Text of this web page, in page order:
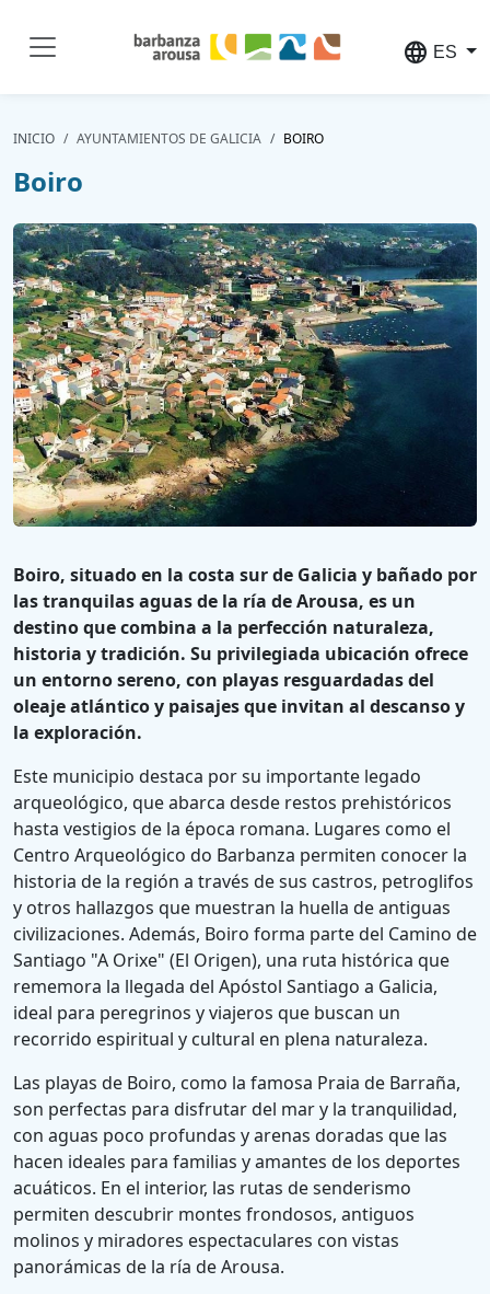
language ES
INICIO AYUNTAMIENTOS DE GALICIA BOIRO
Boiro
Boiro, situado en la costa sur de Galicia y bañado por
las tranquilas aguas de la ría de Arousa, es un
destino que combina a la perfección naturaleza,
historia y tradición. Su privilegiada ubicación ofrece
un entorno sereno, con playas resguardadas del
oleaje atlántico y paisajes que invitan al descanso y
la exploración.
Este municipio destaca por su importante legado
arqueológico, que abarca desde restos prehistóricos
hasta vestigios de la época romana. Lugares como el
Centro Arqueológico do Barbanza permiten conocer la
historia de la región a través de sus castros, petroglifos
y otros hallazgos que muestran la huella de antiguas
civilizaciones. Además, Boiro forma parte del Camino de
Santiago "A Orixe" (El Origen), una ruta histórica que
rememora la llegada del Apóstol Santiago a Galicia,
ideal para peregrinos y viajeros que buscan un
recorrido espiritual y cultural en plena naturaleza.
Las playas de Boiro, como la famosa Praia de Barraña,
son perfectas para disfrutar del mar y la tranquilidad,
con aguas poco profundas y arenas doradas que las
hacen ideales para familias y amantes de los deportes
acuáticos. En el interior, las rutas de senderismo
permiten descubrir montes frondosos, antiguos
molinos y miradores espectaculares con vistas
panorámicas de la ría de Arousa.